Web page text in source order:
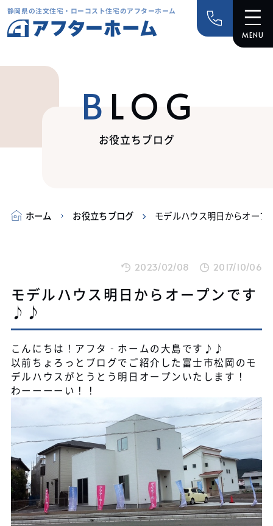
静岡県の注文住宅・ローコスト住宅のアフターホーム
BLOG
お役立ちブログ
ホーム お役立ちブログ モデルハウス明日からオー
2023/02/08 2017/10/06
モデルハウス明日からオープンです
♪♪
こんにちは！アフタ‐ホームの大島です♪♪
以前ちょろっとブログでご紹介した富士市松岡のモ
デルハウスがとうとう明日オープンいたします！
わーーーーい！！